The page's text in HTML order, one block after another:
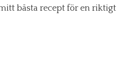
bästa recept för en riktigt